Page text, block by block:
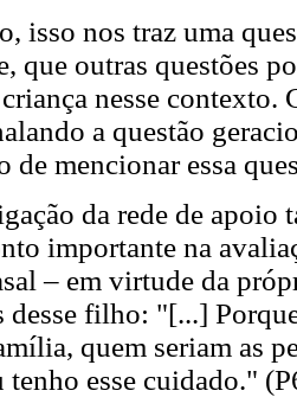
isso nos traz uma
que outras questões
nesse contexto.
a questão
de mencionar essa
da rede de
importante na
– em virtude da
desse filho: "[...]
quem seriam as
tenho esse cuidado."